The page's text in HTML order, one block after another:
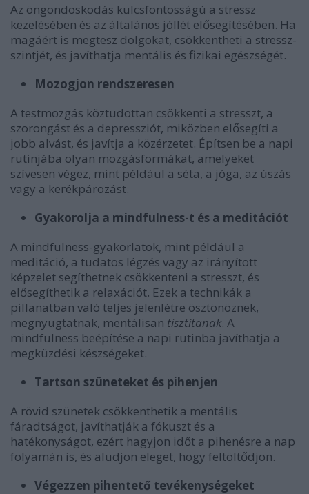
Az öngondoskodás kulcsfontosságú a stressz
kezelésében és az általános jóllét elősegítésében. Ha
magáért is megtesz dolgokat, csökkentheti a stressz-
szintjét, és javíthatja mentális és fizikai egészségét.
Mozogjon rendszeresen
A testmozgás köztudottan csökkenti a stresszt, a
szorongást és a depressziót, miközben elősegíti a
jobb alvást, és javítja a közérzetet. Építsen be a napi
rutinjába olyan mozgásformákat, amelyeket
szívesen végez, mint például a séta, a jóga, az úszás
vagy a kerékpározást.
Gyakorolja a mindfulness-t és a meditációt
A mindfulness-gyakorlatok, mint például a
meditáció, a tudatos légzés vagy az irányított
képzelet segíthetnek csökkenteni a stresszt, és
elősegíthetik a relaxációt. Ezek a technikák a
pillanatban való teljes jelenlétre ösztönöznek,
megnyugtatnak, mentálisan tisztítanak. A
mindfulness beépítése a napi rutinba javíthatja a
megküzdési készségeket.
Tartson szüneteket és pihenjen
A rövid szünetek csökkenthetik a mentális
fáradtságot, javíthatják a fókuszt és a
hatékonyságot, ezért hagyjon időt a pihenésre a nap
folyamán is, és aludjon eleget, hogy feltöltődjön.
Végezzen pihentető tevékenységeket